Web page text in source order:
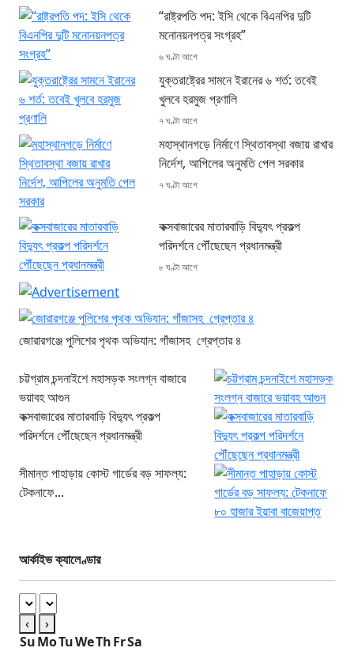
“রাষ্ট্রপতি পদ: ইসি থেকে বিএনপির দুটি
মনোনয়নপত্র সংগ্রহ”
৬ ঘণ্টা আগে
যুক্তরাষ্ট্রের সামনে ইরানের ৬ শর্ত: তবেই
খুলবে হরমুজ প্রণালি
৭ ঘণ্টা আগে
মহাস্থানগড়ে নির্মাণে স্থিতাবস্থা বজায় রাখার
নির্দেশ, আপিলের অনুমতি পেল সরকার
৭ ঘণ্টা আগে
কক্সবাজারের মাতারবাড়ি বিদ্যুৎ প্রকল্প
পরিদর্শনে পৌঁছেছেন প্রধানমন্ত্রী
৮ ঘণ্টা আগে
জোরারগঞ্জে পুলিশের পৃথক অভিযান: গাঁজাসহ গ্রেপ্তার ৪
চট্টগ্রাম চন্দনাইশে মহাসড়ক সংলগ্ন বাজারে
ভয়াবহ আগুন
কক্সবাজারের মাতারবাড়ি বিদ্যুৎ প্রকল্প
পরিদর্শনে পৌঁছেছেন প্রধানমন্ত্রী
সীমান্ত পাহাড়ায় কোস্ট গার্ডের বড় সাফল্য:
টেকনাফে...
আর্কাইভ ক্যালেণ্ডার
‹
›
SuMoTuWeThFrSa